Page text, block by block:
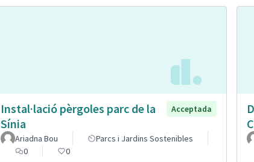
Instal·lació pèrgoles parc de la
Sínia
Acceptada
Ariadna Bou
Parcs i Jardins Sostenibles
0
0